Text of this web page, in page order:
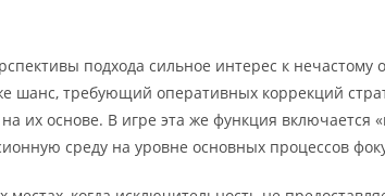
подхода сильное интерес к
шанс, требующий оперативных коррекций
их основе. В игре эта же функция включается
среду на уровне основных процессов